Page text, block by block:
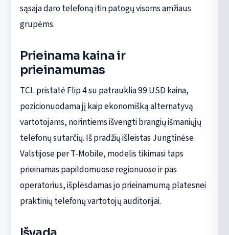
sąsaja daro telefoną itin patogų visoms amžiaus
grupėms.
Prieinama kaina ir
prieinamumas
TCL pristatė Flip 4 su patrauklia 99 USD kaina,
pozicionuodama jį kaip ekonomišką alternatyvą
vartotojams, norintiems išvengti brangių išmaniųjų
telefonų sutarčių. Iš pradžių išleistas Jungtinėse
Valstijose per T-Mobile, modelis tikimasi taps
prieinamas papildomuose regionuose ir pas
operatorius, išplėsdamas jo prieinamumą platesnei
praktinių telefonų vartotojų auditorijai.